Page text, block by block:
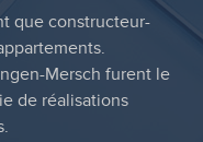
que constructeur-
Mersch furent le
de réalisations